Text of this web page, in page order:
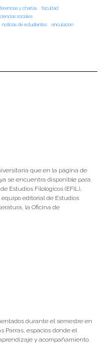
y charlas
facultad
sociales
noticias de estudiantes
vinculacion
que en la página de
se encuentra disponible para
Estudios Filológicos (EFIL),
editorial de Estudios
la Oficina de
durante el semestre en
Parras, espacios donde el
y acompañamiento.